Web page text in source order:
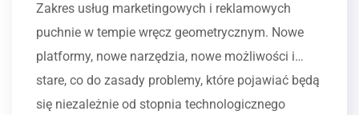
Zakres usług marketingowych i reklamowych
puchnie w tempie wręcz geometrycznym. Nowe
platformy, nowe narzędzia, nowe możliwości i…
stare, co do zasady problemy, które pojawiać będą
się niezależnie od stopnia technologicznego